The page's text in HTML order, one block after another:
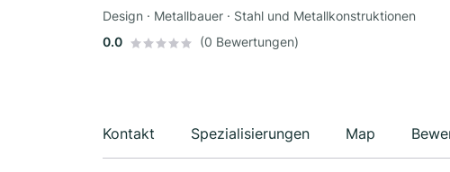
Design · Metallbauer · Stahl und Metallkonstruktionen
0.0
(0 Bewertungen)
Kontakt Spezialisierungen Map